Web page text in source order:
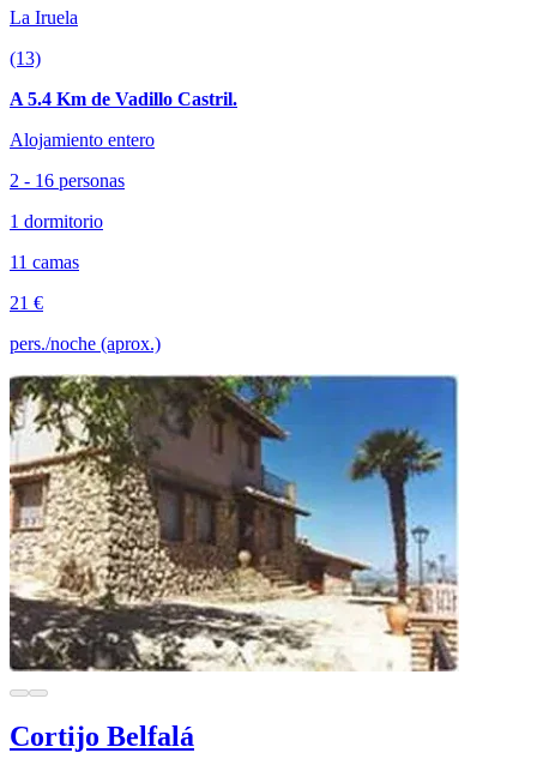
La Iruela
(13)
A 5.4 Km de Vadillo Castril.
Alojamiento entero
2 - 16 personas
1 dormitorio
11 camas
21 €
pers./noche (aprox.)
Cortijo Belfalá